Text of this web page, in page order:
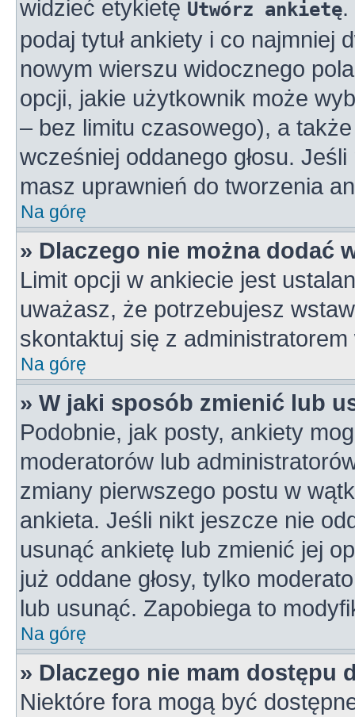
widzieć etykietę Utwórz ankietę.
podaj tytuł ankiety i co najmniej
nowym wierszu widocznego
opcji, jakie użytkownik może
– bez limitu czasowego), a
wcześniej oddanego głosu.
masz uprawnień do tworzenia
Na górę
» Dlaczego nie można dodać
Limit opcji w ankiecie jest
uważasz, że potrzebujesz
skontaktuj się z administratorem
Na górę
» W jaki sposób zmienić lub
Podobnie, jak posty, ankiety
moderatorów lub
zmiany pierwszego postu w
ankieta. Jeśli nikt jeszcze nie
usunąć ankietę lub zmienić jej
już oddane głosy, tylko
lub usunąć. Zapobiega to
Na górę
» Dlaczego nie mam dostępu
Niektóre fora mogą być